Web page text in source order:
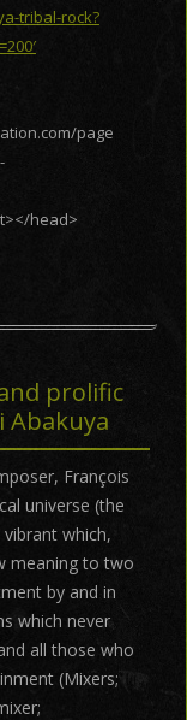
tribal-rock?
page
head>
prolific
Abakuya
François
universe (the
which,
meaning to two
by and in
which never
all those who
(Mixers;